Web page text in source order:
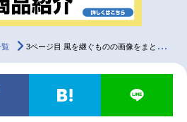
リ 音楽 コスプレ
覧 3ページ目 風を継ぐものの画像をまとめました